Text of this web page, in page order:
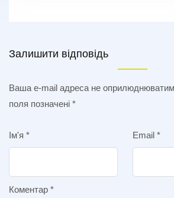
Залишити відповідь
Ваша e-mail адреса не
поля позначені *
Ім'я * Email *
Коментар *